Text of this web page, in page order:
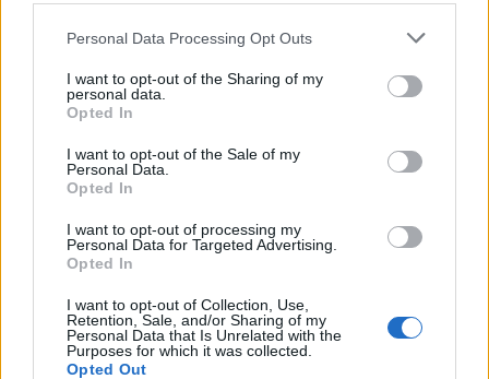
Please note that this website/app uses one or more Google
not limited to your visit or usage behaviour. You may click to
grant or deny consent to Google and its third-party tags to
use your data for below specified purposes in below Google
consent section.
Personal Data Processing Opt Outs
I want to opt-out of the Sharing of my
personal data.
Opted In
I want to opt-out of the Sale of my
Personal Data.
Opted In
I want to opt-out of processing my
Personal Data for Targeted Advertising.
Opted In
I want to opt-out of Collection, Use,
Retention, Sale, and/or Sharing of my
Personal Data that Is Unrelated with the
Purposes for which it was collected.
Opted Out
της Ζωής μας
Οι άνθρωποι, οι αυθεντικές ιστορίες,
το ελληνικό καλοκαίρι και ένας
πολιτισμός που μας ενώνει κάθε μέρα.
ΤΟ ΠΑΡΟΝ ΤΗΣ ΚΥΡΙΑΚΗΣ